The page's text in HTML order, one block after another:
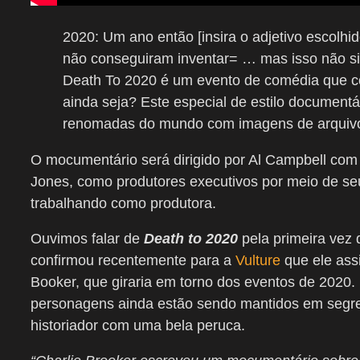
2020: Um ano então [insira o adjetivo
não conseguiram inventar= … mas isso não
Death To 2020 é um evento de comédia que
ainda seja? Este especial de estilo
renomadas do mundo com imagens de
O mocumentário será dirigido por Al Campbell
Jones, como produtores executivos por meio de
trabalhando como produtora.
Ouvimos falar de Death to 2020 pela primeira vez
confirmou recentemente para a Vulture que ele
Booker, que giraria em torno dos eventos de
personagens ainda estão sendo mantidos em
historiador com uma bela peruca.